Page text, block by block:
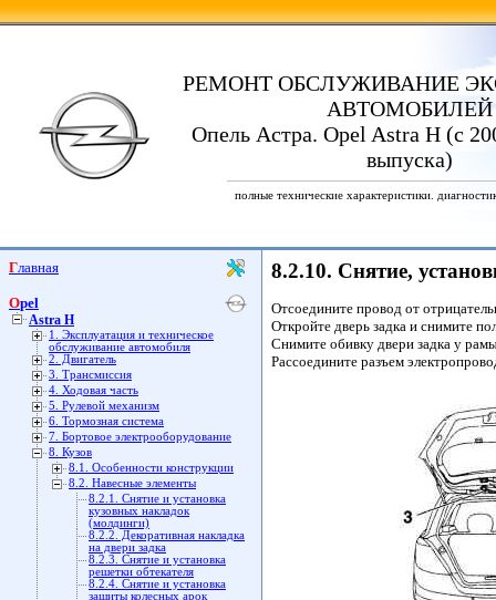
РЕМОНТ ОБСЛУЖИВАНИЕ
АВТОМОБИЛЕЙ
Опель Астра. Opel Astra H (с
выпуска)
полные технические характеристики.
Главная
Opel
Astra H
1. Эксплуатация и техническое
обслуживание автомобиля
2. Двигатель
3. Трансмиссия
4. Ходовая часть
5. Рулевой механизм
6. Тормозная система
7. Бортовое электрооборудование
8. Кузов
8.1. Особенности конструкции
8.2. Навесные элементы
8.2.1. Снятие и установка
кузовных накладок
(молдинги)
8.2.2. Декоративная накладка
на двери задка
8.2.3. Снятие и установка
решетки обтекателя
8.2.4. Снятие и установка
защиты колесных арок
8.2.10. Снятие,
Отсоедините провод от
Откройте дверь задка и снимите
Снимите обивку двери задка у
Рассоедините разъем